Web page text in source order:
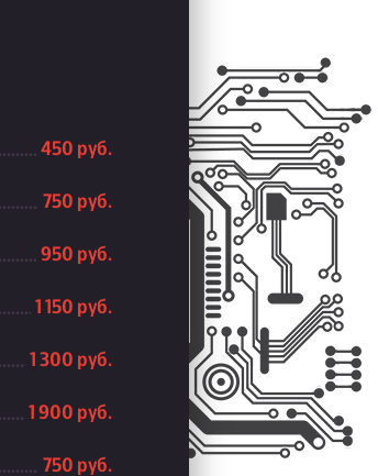
450 руб.
750 руб.
950 руб.
1 150 руб.
1 300 руб.
1 900 руб.
750 руб.